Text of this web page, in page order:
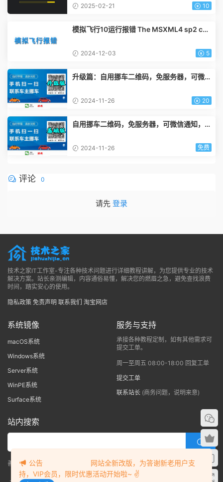
2025-02-21 10
模拟飞行10运行报错 The MSXML4 sp2 co
2024-12-03 5
升级篇：自用挪车二维码，免服务器，可微信
2024-11-26 20
自用挪车二维码，免服务器，可微信通知，可
2024-11-26 免费
评论 0
请先 登录
技术之家IT工作室-专注各种技术问题进行详细教程讲解，为您提供专业的技术
解决方案。站长亲测编辑，内容通俗易懂，解决您的燃眉之急，避免查找浪费
时间，踏实安心的使用。
隐私政策 免责声明 联系我们 淘宝网店
系统镜像
macOS系统
Windows系统
Server系统
WinPE系统
Surface系统
服务与支持
承接各种教程定制，如有其他需求可
提交工单。
周一至周五 08:00-18:00 回复工单
提交工单
联系站长 (商务问题，说明来意)
站内搜索
善用搜索，一步直达，快速解决！
公告 网站全新改版，为答谢新老用户支
持，VIP会员，限时优惠活动开始啦~ ✌